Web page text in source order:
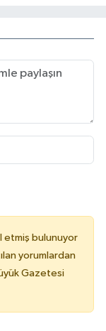
etmiş bulunuyor
yorumlardan
Gazetesi